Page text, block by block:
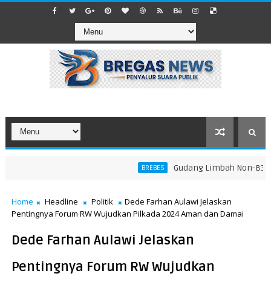
BREBES ​Gudang Limbah Non-B3 di
Home Headline Politik
Dede Farhan Aulawi Jelaskan
Pentingnya Forum RW Wujudkan Pilkada 2024 Aman dan Damai
Dede Farhan Aulawi Jelaskan
Pentingnya Forum RW Wujudkan